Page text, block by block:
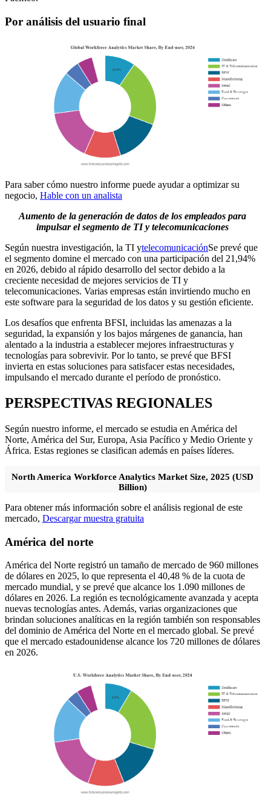
Por análisis del usuario final
Para saber cómo nuestro informe puede ayudar a optimizar su
negocio, Hable con un analista
Aumento de la generación de datos de los empleados para
impulsar el segmento de TI y telecomunicaciones
Según nuestra investigación, la TI ytelecomunicaciónSe prevé que
el segmento domine el mercado con una participación del 21,94%
en 2026, debido al rápido desarrollo del sector debido a la
creciente necesidad de mejores servicios de TI y
telecomunicaciones. Varias empresas están invirtiendo mucho en
este software para la seguridad de los datos y su gestión eficiente.
Los desafíos que enfrenta BFSI, incluidas las amenazas a la
seguridad, la expansión y los bajos márgenes de ganancia, han
alentado a la industria a establecer mejores infraestructuras y
tecnologías para sobrevivir. Por lo tanto, se prevé que BFSI
invierta en estas soluciones para satisfacer estas necesidades,
impulsando el mercado durante el período de pronóstico.
PERSPECTIVAS REGIONALES
Según nuestro informe, el mercado se estudia en América del
Norte, América del Sur, Europa, Asia Pacífico y Medio Oriente y
África. Estas regiones se clasifican además en países líderes.
North America Workforce Analytics Market Size, 2025 (USD
Billion)
Para obtener más información sobre el análisis regional de este
mercado, Descargar muestra gratuita
América del norte
América del Norte registró un tamaño de mercado de 960 millones
de dólares en 2025, lo que representa el 40,48 % de la cuota de
mercado mundial, y se prevé que alcance los 1.090 millones de
dólares en 2026. La región es tecnológicamente avanzada y acepta
nuevas tecnologías antes. Además, varias organizaciones que
brindan soluciones analíticas en la región también son responsables
del dominio de América del Norte en el mercado global. Se prevé
que el mercado estadounidense alcance los 720 millones de dólares
en 2026.